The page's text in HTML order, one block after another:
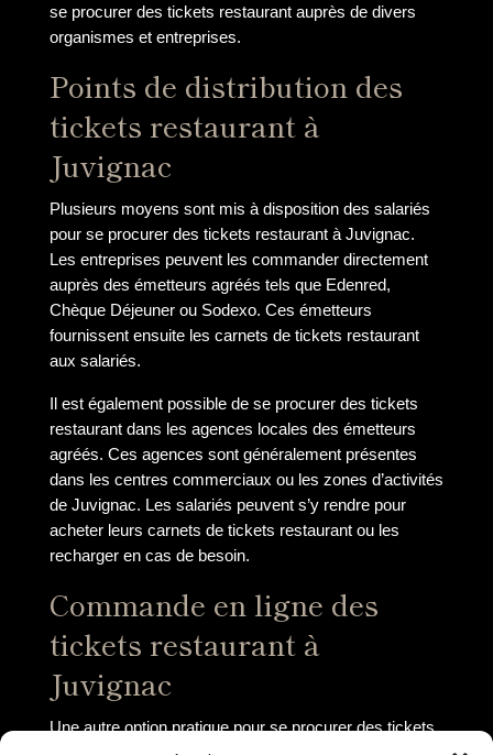
se procurer des tickets restaurant auprès de divers
organismes et entreprises.
Points de distribution des
tickets restaurant à
Juvignac
Plusieurs moyens sont mis à disposition des salariés
pour se procurer des tickets restaurant à Juvignac.
Les entreprises peuvent les commander directement
auprès des émetteurs agréés tels que Edenred,
Chèque Déjeuner ou Sodexo. Ces émetteurs
fournissent ensuite les carnets de tickets restaurant
aux salariés.
Il est également possible de se procurer des tickets
restaurant dans les agences locales des émetteurs
agréés. Ces agences sont généralement présentes
dans les centres commerciaux ou les zones d’activités
de Juvignac. Les salariés peuvent s’y rendre pour
acheter leurs carnets de tickets restaurant ou les
recharger en cas de besoin.
Commande en ligne des
tickets restaurant à
Juvignac
Une autre option pratique pour se procurer des tickets